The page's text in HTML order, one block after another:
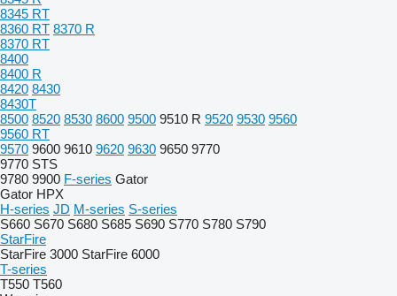
8345 RT
8360 RT 8370 R
8370 RT
8400
8400 R
8420 8430
8430T
8500 8520 8530 8600 9500 9510 R 9520 9530 9560
9560 RT
9570 9600 9610 9620 9630 9650 9770
9770 STS
9780 9900 F-series Gator
Gator HPX
H-series JD M-series S-series
S660 S670 S680 S685 S690 S770 S780 S790
StarFire
StarFire 3000 StarFire 6000
T-series
T550 T560